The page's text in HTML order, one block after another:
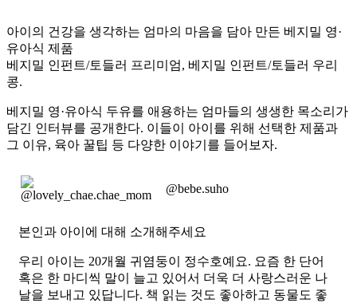
아이의 건강을 생각하는 엄마의 마음을 담아 만든 베지밀 영·
유아식 제품
베지밀 인펀트/토들러 프리미엄, 베지밀 인펀트/토들러 우리
콩.
베지밀 영·유아식 두유를 애용하는 엄마들의 생생한 목소리가
담긴 인터뷰를 공개한다. 이들이 아이를 위해 선택한 제품과
그 이유, 육아 꿀팁 등 다양한 이야기를 들어보자.
@bebe.suho
본인과 아이에 대해 소개해주세요
우리 아이는 20개월 귀염둥이 정수호예요. 요즘 한 단어
혹은 한 마디씩 말이 늘고 있어서 더욱 더 사랑스러운 나
날을 보내고 있답니다. 책 읽는 것도 좋아하고 동물도 좋